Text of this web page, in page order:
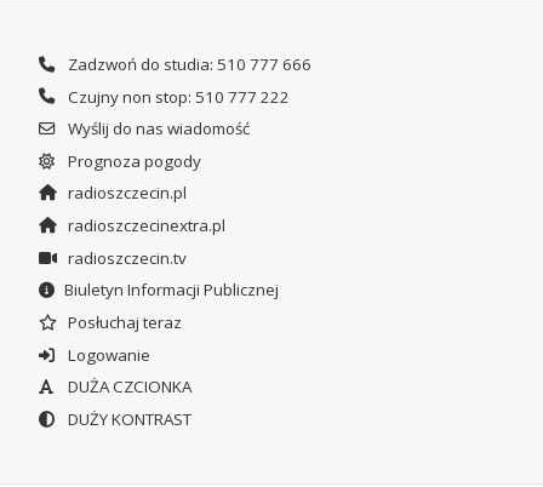
Zadzwoń do studia: 510 777 666
Czujny non stop: 510 777 222
Wyślij do nas wiadomość
Prognoza pogody
radioszczecin.pl
radioszczecinextra.pl
radioszczecin.tv
Biuletyn Informacji Publicznej
Posłuchaj teraz
Logowanie
DUŻA CZCIONKA
DUŻY KONTRAST